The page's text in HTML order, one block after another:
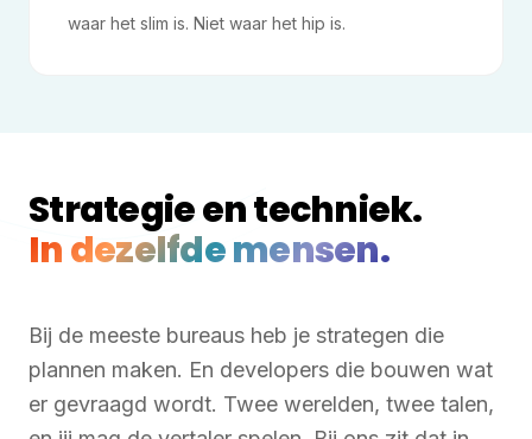
waar het slim is. Niet waar het hip is.
Strategie en techniek.
In dezelfde mensen.
Bij de meeste bureaus heb je strategen die
plannen maken. En developers die bouwen wat
er gevraagd wordt. Twee werelden, twee talen,